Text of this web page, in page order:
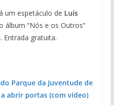
um espetáculo de Luís
álbum “Nós e os Outros”
Entrada gratuita.
Parque da Juventude de
abrir portas (com vídeo)